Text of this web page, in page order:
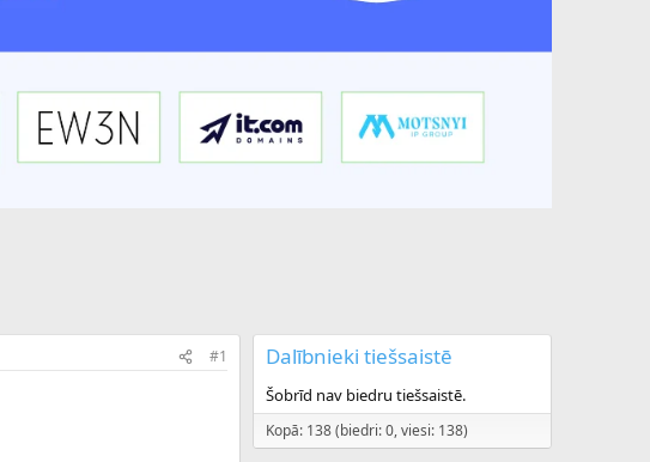
#1 Dalībnieki tiešsaistē
Šobrīd nav biedru tiešsaistē.
Kopā: 138 (biedri: 0, viesi: 138)